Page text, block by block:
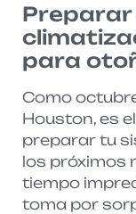
para
Como
Houston, es
preparar tu
los próximos
tiempo
toma por